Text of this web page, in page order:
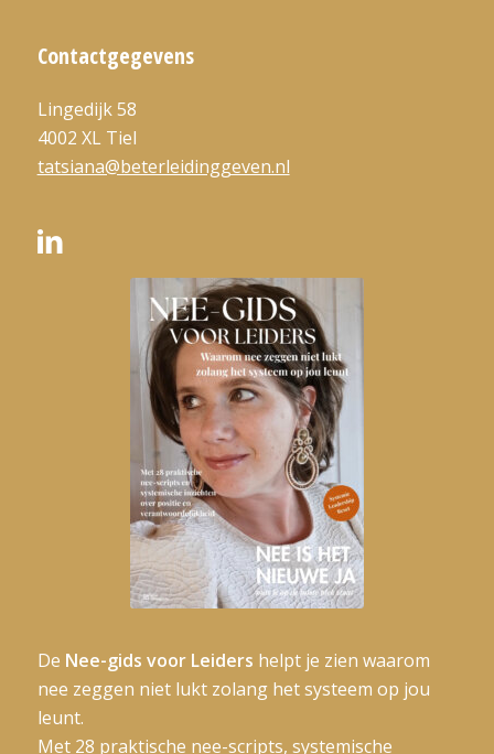
Contactgegevens
Lingedijk 58
4002 XL Tiel
tatsiana@beterleidinggeven.nl
De Nee-gids voor Leiders helpt je zien waarom
nee zeggen niet lukt zolang het systeem op jou
leunt.
Met 28 praktische nee-scripts, systemische